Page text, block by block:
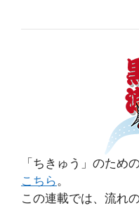
「ちきゅう」のため
こちら。
この連載では、流れ